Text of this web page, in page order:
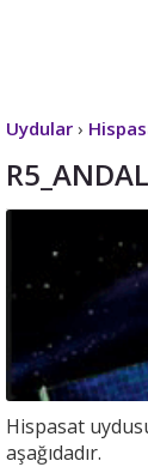
Uydular ›
Hispasat
aşağıdadır.